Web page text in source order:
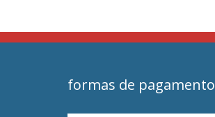
formas de pagamento